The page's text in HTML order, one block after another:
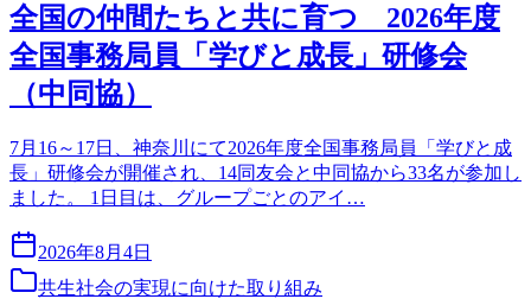
全国の仲間たちと共に育つ 2026年度
全国事務局員「学びと成長」研修会
（中同協）
7月16～17日、神奈川にて2026年度全国事務局員「学びと成
長」研修会が開催され、14同友会と中同協から33名が参加し
ました。 1日目は、グループごとのアイ…
2026年8月4日
共生社会の実現に向けた取り組み